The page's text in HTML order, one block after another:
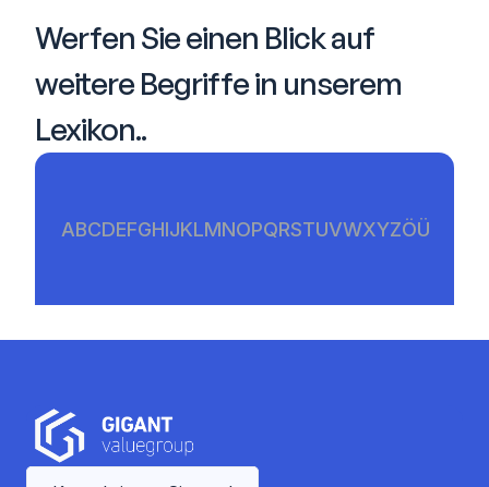
Werfen Sie einen Blick auf
weitere Begriffe in unserem
Lexikon..
ABCDEFGHIJKLMNOPQRSTUVWXYZÖÜ